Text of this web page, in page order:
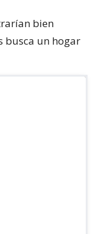
bien
busca un hogar